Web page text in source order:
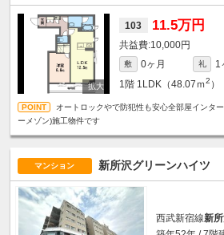
103 11.5万円
10,000円
敷 0ヶ月 礼
1
1階 1LDK（48.07ｍ2 ）
オートロックやで防犯性も安心全部屋インタ
ーメゾン)施工物件です
マンション 新所沢グリーンハイツ
西武新宿線新